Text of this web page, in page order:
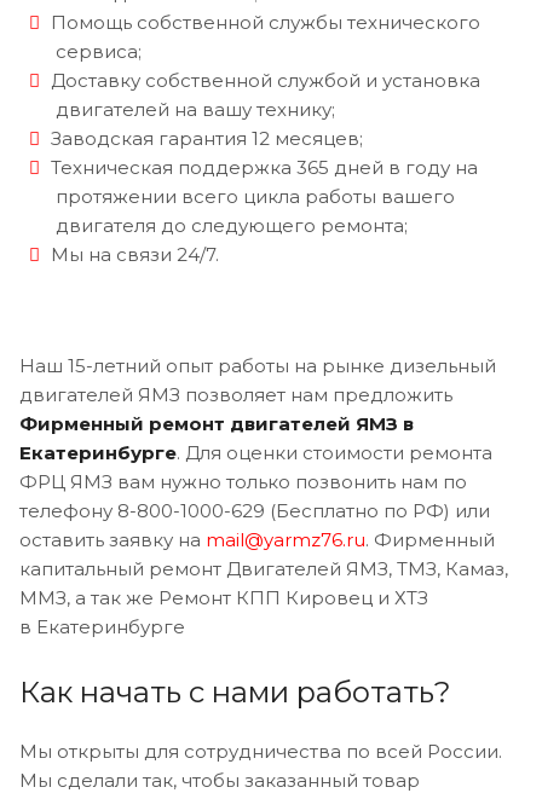
Помощь собственной службы технического
сервиса;
Доставку собственной службой и установка
двигателей на вашу технику;
Заводская гарантия 12 месяцев;
Техническая поддержка 365 дней в году на
протяжении всего цикла работы вашего
двигателя до следующего ремонта;
Мы на связи 24/7.
Наш 15-летний опыт работы на рынке дизельный
двигателей ЯМЗ позволяет нам предложить
Фирменный ремонт двигателей ЯМЗ в
Екатеринбурге. Для оценки стоимости ремонта
ФРЦ ЯМЗ вам нужно только позвонить нам по
телефону 8-800-1000-629 (Бесплатно по РФ) или
оставить заявку на mail@yarmz76.ru. Фирменный
капитальный ремонт Двигателей ЯМЗ, ТМЗ, Камаз,
ММЗ, а так же Ремонт КПП Кировец и ХТЗ
в Екатеринбурге
Как начать с нами работать?
Мы открыты для сотрудничества по всей России.
Мы сделали так, чтобы заказанный товар